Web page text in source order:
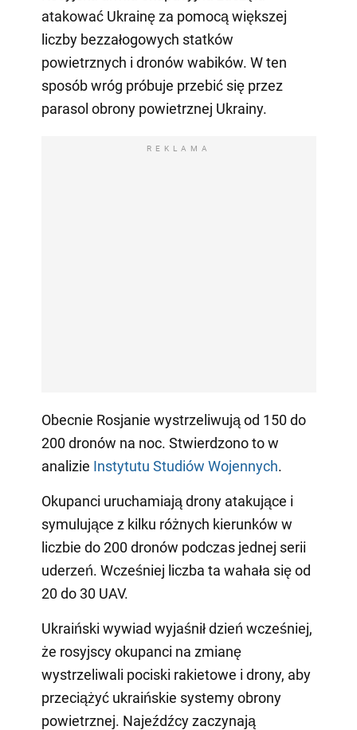
atakować Ukrainę za pomocą większej
liczby bezzałogowych statków
powietrznych i dronów wabików. W ten
sposób wróg próbuje przebić się przez
parasol obrony powietrznej Ukrainy.
REKLAMA
Obecnie Rosjanie wystrzeliwują od 150 do
200 dronów na noc. Stwierdzono to w
analizie Instytutu Studiów Wojennych.
Okupanci uruchamiają drony atakujące i
symulujące z kilku różnych kierunków w
liczbie do 200 dronów podczas jednej serii
uderzeń. Wcześniej liczba ta wahała się od
20 do 30 UAV.
Ukraiński wywiad wyjaśnił dzień wcześniej,
że rosyjscy okupanci na zmianę
wystrzeliwali pociski rakietowe i drony, aby
przeciążyć ukraińskie systemy obrony
powietrznej. Najeźdźcy zaczynają